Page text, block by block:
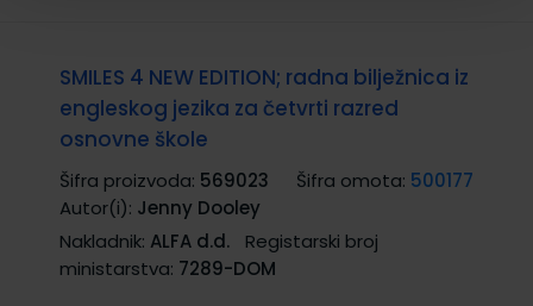
SMILES 4 NEW EDITION; radna bilježnica iz
engleskog jezika za četvrti razred
osnovne škole
Šifra proizvoda: 569023 Šifra omota: 500177
Autor(i): Jenny Dooley
Nakladnik: ALFA d.d.
Registarski broj
ministarstva: 7289-DOM